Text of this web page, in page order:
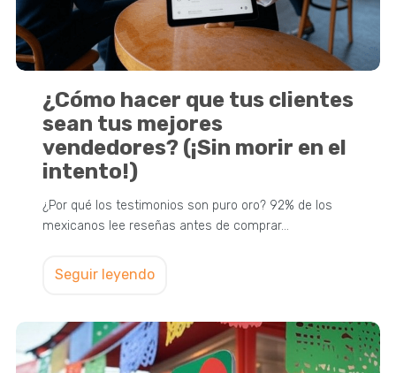
¿Cómo hacer que tus clientes
sean tus mejores
vendedores? (¡Sin morir en el
intento!)
¿Por qué los testimonios son puro oro? 92% de los
mexicanos lee reseñas antes de comprar…
Seguir leyendo